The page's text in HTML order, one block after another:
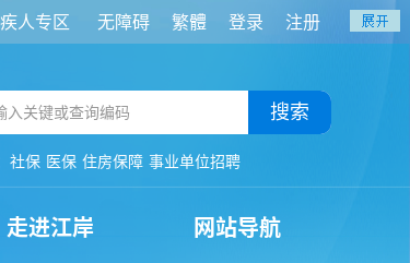
人专区 无障碍 繁體 登录 注册
搜索
社保 医保 住房保障 事业单位招聘
走进江岸 网站导航